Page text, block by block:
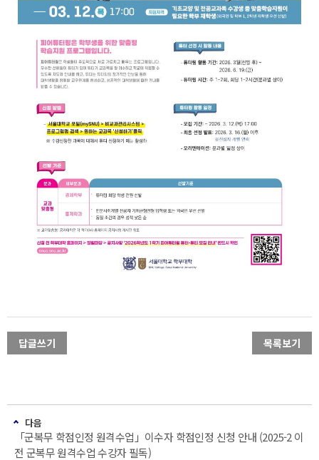
답글쓰기 목록보기
다음
「군복무 학점인정 원격수업」이수자 학점인정 신청 안내 (2025-2 이
전 군복무 원격수업 수강자 필독)